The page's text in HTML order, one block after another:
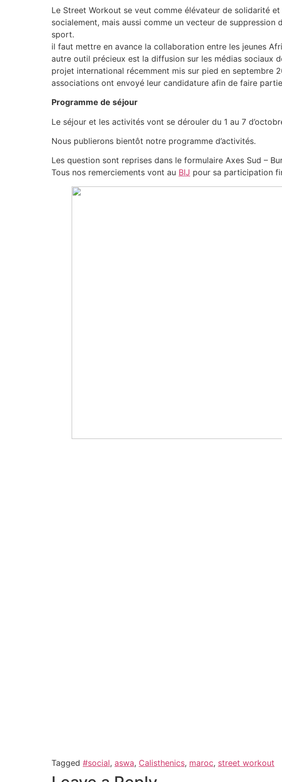
Le Street Workout se veut comme élévateur de solidarité
socialement, mais aussi comme un vecteur de
sport.
il faut mettre en avance la collaboration entre les jeunes
autre outil précieux est la diffusion sur les médias sociaux
projet international récemment mis sur pied en septembre
associations ont envoyé leur candidature afin de faire
Programme de séjour
Le séjour et les activités vont se dérouler du 1 au 7
Nous publierons bientôt notre programme d’activités.
Les question sont reprises dans le formulaire Axes Sud –
Tous nos remerciements vont au BIJ pour sa participation
Tagged #social, aswa, Calisthenics, maroc, street workout